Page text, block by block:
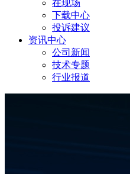
在现场
下载中心
投诉建议
资讯中心
公司新闻
技术专题
行业报道